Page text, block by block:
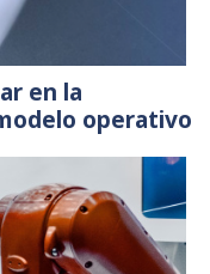
en la
operativo